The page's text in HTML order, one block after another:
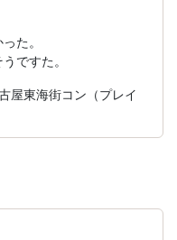
た。
ですた。
屋東海街コン（プレイ